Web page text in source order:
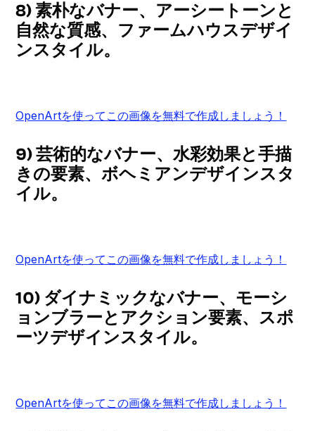
8) 素朴なバナー、アーシートーンと
自然な質感、ファームハウスデザイ
ンスタイル。
OpenArtを使ってこの画像を無料で作成しましょう！
9) 芸術的なバナー、水彩効果と手描
きの要素、ボヘミアンデザインスタ
イル。
OpenArtを使ってこの画像を無料で作成しましょう！
10) ダイナミックなバナー、モーシ
ョンブラーとアクション要素、スポ
ーツデザインスタイル。
OpenArtを使ってこの画像を無料で作成しましょう！